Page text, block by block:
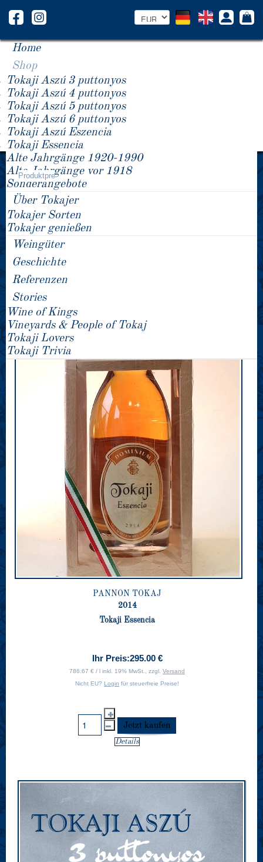
Home
Shop
Tokaji Aszú 3 puttonyos
Tokaji Aszú 4 puttonyos
Tokaji Aszú 5 puttonyos
Tokaji Aszú 6 puttonyos
Tokaji Aszú Eszencia
Tokaji Essencia
Alte Jahrgänge 1920-1990
Alte Jahrgänge vor 1918
Sonderangebote
Über Tokajer
Tokajer Sorten
Tokajer genießen
Weingüter
Geschichte
Referenzen
Stories
Wine of Kings
Vineyards & People of Tokaj
Tokaji Lovers
Tokaji Trivia
Jahrgang -/+
Produktpreis
PANNON TOKAJ
PANNON TOKAJ
2014
Tokaji Essencia
Ihr Preis:295.00 €
786.67 € / l inkl. 19% MwSt., zzgl. Versand
Nicht EU? Login für steuerfreie Preise!
Details